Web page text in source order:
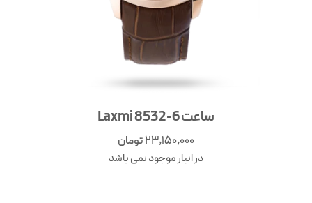
ساعت Laxmi 8532-6
23,150,000تومان
در انبار موجود نمی باشد